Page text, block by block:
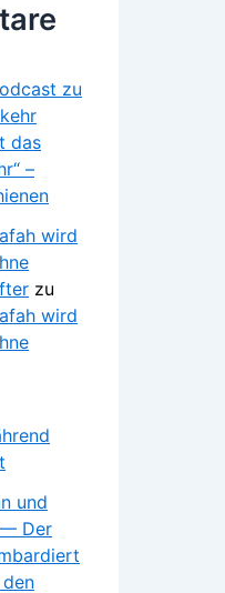
zu
das
–
wird
zu
wird
und
Der